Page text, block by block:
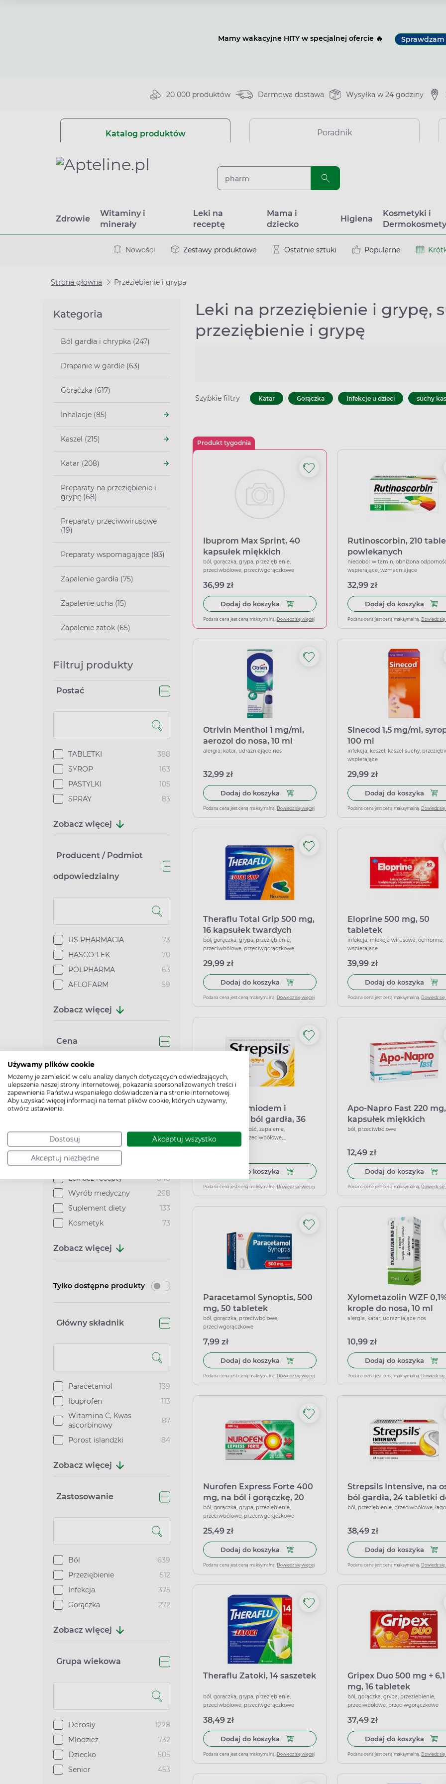
Używamy plików cookie
Możemy je zamieścić w celu analizy danych dotyczących odwiedzających,
ulepszenia naszej strony internetowej, pokazania spersonalizowanych treści i
zapewnienia Państwu wspaniałego doświadczenia na stronie internetowej.
Aby uzyskać więcej informacji na temat plików cookie, których używamy,
otwórz ustawienia.
Dostosuj Akceptuj wszystko
Akceptuj niezbędne
Mamy wakacyjne HITY w specjalnej ofercie 🔥 Sprawdzam
20 000 produktów Darmowa dostawa Wysyłka w 24 godziny
Katalog produktów Poradnik
Zdrowie
Witaminy i
minerały
Leki na
receptę
Mama i
dziecko
Higiena
Kosmetyki i
Nowości Zestawy produktowe Ostatnie sztuki Popularne
Strona główna Przeziębienie i grypa
Kategoria
Ból gardła i chrypka (247)
Drapanie w gardle (63)
Gorączka (617)
Inhalacje (85)
Kaszel (215)
Katar (208)
Preparaty na przeziębienie i
grypę (68)
Preparaty przeciwwirusowe
(19)
Preparaty wspomagające (83)
Zapalenie gardła (75)
Zapalenie ucha (15)
Zapalenie zatok (65)
Filtruj produkty
Postać
TABLETKI
388
SYROP
163
PASTYLKI
105
SPRAY
83
Zobacz więcej
Producent / Podmiot
odpowiedzialny
US PHARMACIA
73
HASCO-LEK
70
POLPHARMA
63
AFLOFARM
59
Zobacz więcej
Cena
Typ Rejestracji
Lek bez recepty
846
Wyrób medyczny
268
Suplement diety
133
Kosmetyk
73
Zobacz więcej
Tylko dostępne produkty
Główny składnik
Paracetamol
139
Ibuprofen
113
Witamina C, Kwas
ascorbinowy
87
Porost islandzki 84
Zobacz więcej
Zastosowanie
Ból
639
Przeziębienie
512
Infekcja
375
Gorączka
272
Zobacz więcej
Grupa wiekowa
Dorosły
1228
Młodzież
732
Dziecko
505
Senior
453
Leki na przeziębienie i grypę,
przeziębienie i grypę
Szybkie filtry Katar Gorączka Infekcje u dzieci suchy
Produkt tygodnia
Ibuprom Max Sprint, 40
kapsułek miękkich
ból, gorączka, grypa, przeziębienie,
przeciwbólowe, przeciwgorączkowe
36,99 zł
Dodaj do koszyka Dodaj do koszyka Ibuprom Max Sprint, 40
Podana cena jest ceną maksymalną. Dowiedz się więcej
Rutinoscorbin, 210
powlekanych
niedobór witamin, obniżona
wspierające, wzmacniające
32,99 zł
Dodaj do koszyka
Podana cena jest ceną maksymalną. Dowiedz
Otrivin Menthol 1 mg/ml,
aerozol do nosa, 10 ml
alergia, katar, udrażniające nos
32,99 zł
Dodaj do koszyka Dodaj do koszyka Otrivin Menthol 1 mg/ml,
Podana cena jest ceną maksymalną. Dowiedz się więcej
Sinecod 1,5 mg/ml,
100 ml
infekcja, kaszel, kaszel suchy,
wspierające
29,99 zł
Dodaj do koszyka
Podana cena jest ceną maksymalną. Dowiedz
Theraflu Total Grip 500 mg,
16 kapsułek twardych
ból, gorączka, grypa, przeziębienie,
przeciwbólowe, przeciwgorączkowe
29,99 zł
Dodaj do koszyka Dodaj do koszyka Theraflu Total Grip 500 mg, 16
Podana cena jest ceną maksymalną. Dowiedz się więcej
Eloprine 500 mg, 50
tabletek
infekcja, infekcja wirusowa, ochronne,
wspierające
39,99 zł
Dodaj do koszyka
Podana cena jest ceną maksymalną. Dowiedz
Strepsils z miodem i
cytryną, na ból gardła, 36
pastylek do ssania
ból, infekcja, suchość, zapalenie,
antybakteryjne, przeciwbólowe,
przeciwwirusowe
Dodaj do koszyka Dodaj do koszyka Strepsils z miodem i cytryną,
Podana cena jest ceną maksymalną. Dowiedz się więcej
Apo-Napro Fast 220 mg,
kapsułek miękkich
ból, przeciwbólowe
12,49 zł
Dodaj do koszyka
Podana cena jest ceną maksymalną. Dowiedz
Paracetamol Synoptis, 500
mg, 50 tabletek
ból, gorączka, przeciwbólowe,
przeciwgorączkowe
7,99 zł
Dodaj do koszyka Dodaj do koszyka Paracetamol Synoptis, 500
Podana cena jest ceną maksymalną. Dowiedz się więcej
Xylometazolin WZF
krople do nosa, 10 ml
alergia, katar, udrażniające nos
10,99 zł
Dodaj do koszyka
Podana cena jest ceną maksymalną. Dowiedz
Nurofen Express Forte 400
mg, na ból i gorączkę, 20
kapsułek miękkich
ból, gorączka, grypa, przeziębienie,
przeciwbólowe, przeciwgorączkowe
25,49 zł
Dodaj do koszyka Dodaj do koszyka Nurofen Express Forte 400
Podana cena jest ceną maksymalną. Dowiedz się więcej
Strepsils Intensive, na
ból gardła, 24 tabletki
ssania
ból, przeziębienie, przeciwbólowe,
38,49 zł
Dodaj do koszyka
Podana cena jest ceną maksymalną. Dowiedz
Theraflu Zatoki, 14 saszetek
ból, gorączka, grypa, przeziębienie,
przeciwbólowe, przeciwgorączkowe
38,49 zł
Dodaj do koszyka Dodaj do koszyka Theraflu Zatoki, 14 saszetek
Podana cena jest ceną maksymalną. Dowiedz się więcej
Gripex Duo 500 mg + 6,1
mg, 16 tabletek
powlekanych
ból, gorączka, grypa, przeziębienie,
przeciwbólowe, przeciwgorączkowe
37,49 zł
Dodaj do koszyka
Podana cena jest ceną maksymalną. Dowiedz